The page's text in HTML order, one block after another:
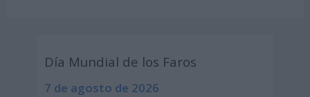
Día Mundial de los Faros
7 de agosto de 2026